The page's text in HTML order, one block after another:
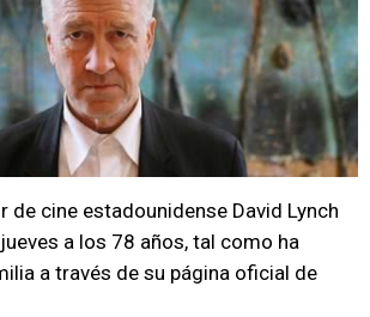
de cine estadounidense David Lynch
a los 78 años, tal como ha
a través de su página oficial de